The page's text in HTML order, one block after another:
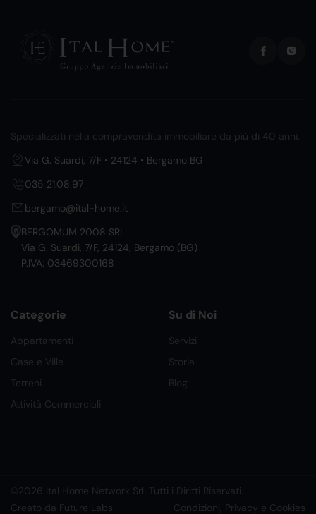
Specializzati nella compravendita immobiliare da più di 40 anni.
Via G. Suardi, 7/F • 24124 • Bergamo BG
035 21.08.97
bergamo@ital-home.it
BERGOMUM 2008 SRL
Via G. Suardi, 7/F, 24124, Bergamo (BG)
P.IVA: 03469300168
Categorie
Appartamenti
Case e Ville
Terreni
Attività Commerciali
Su di Noi
Servizi
Storia
Blog
©2026 Ital Home Network Srl. Tutti i Diritti Riservati.
Creato da Future Labs
Condizioni, Privacy e Cookies